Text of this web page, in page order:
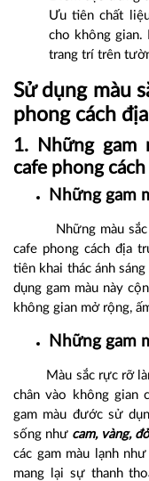
Ưu tiên chất
cho không gian.
trang trí trên
Sử dụng màu
phong cách
1. Những gam
cafe phong
Những gam
Những màu sắc
cafe phong cách địa
tiên khai thác ánh
dụng gam màu này
không gian mở rộng,
Những gam
Màu sắc rực rỡ làm
chân vào không gian
gam màu đước sử
sống như cam, vàng,
các gam màu lạnh
mang lại sự thanh